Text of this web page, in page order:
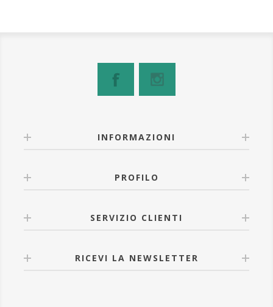
INFORMAZIONI
PROFILO
SERVIZIO CLIENTI
RICEVI LA NEWSLETTER